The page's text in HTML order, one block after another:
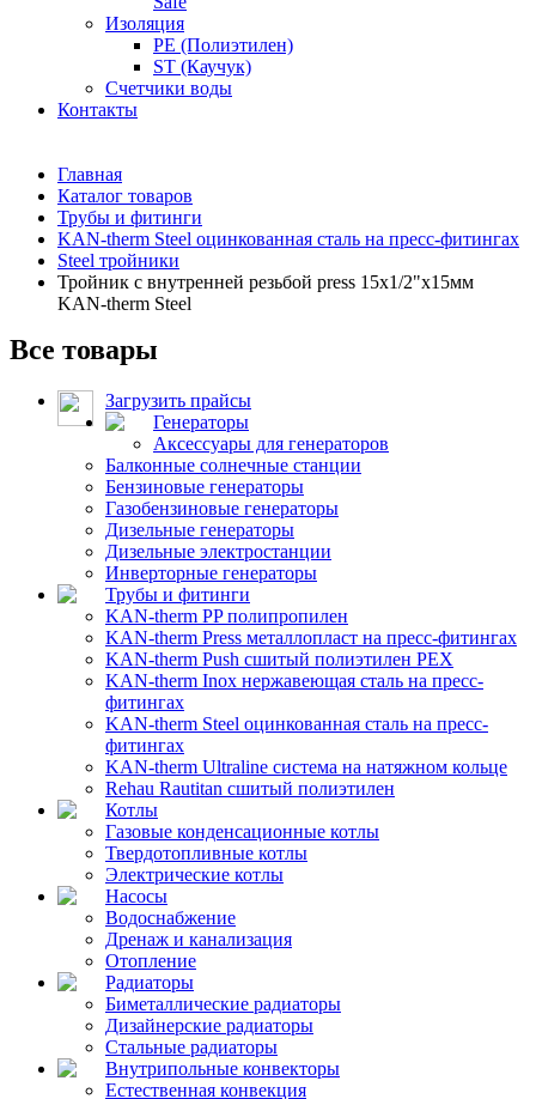
Изоляция
PE (Полиэтилен)
ST (Каучук)
Счетчики воды
Контакты
Главная
Каталог товаров
Трубы и фитинги
KAN-therm Steel оцинкованная сталь на пресс-фитингах
Steel тройники
Тройник с внутренней резьбой press 15x1/2"x15мм
KAN-therm Steel
Все товары
Загрузить прайсы
Генераторы
Аксессуары для генераторов
Балконные солнечные станции
Бензиновые генераторы
Газобензиновые генераторы
Дизельные генераторы
Дизельные электростанции
Инверторные генераторы
Трубы и фитинги
KAN-therm PP полипропилен
KAN-therm Рress металлопласт на пресс-фитингах
KAN-therm Push сшитый полиэтилен PEX
KAN-therm Inox нержавеющая сталь на пресс-
фитингах
KAN-therm Steel оцинкованная сталь на пресс-
фитингах
KAN-therm Ultraline система на натяжном кольце
Rehau Rautitan сшитый полиэтилен
Котлы
Газовые конденсационные котлы
Твердотопливные котлы
Электрические котлы
Насосы
Водоснабжение
Дренаж и канализация
Отопление
Радиаторы
Биметаллические радиаторы
Дизайнерские радиаторы
Стальные радиаторы
Внутрипольные конвекторы
Естественная конвекция